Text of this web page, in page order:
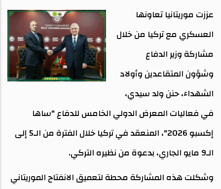
عززت موريتانيا تعاونها
العسكري مع تركيا من خلال
مشاركة وزير الدفاع
وشؤون المتقاعدين وأولاد
الشهداء، حنن ولد سيدي،
في فعاليات المعرض الدولي الخامس للدفاع "ساها
إكسبو 2026"، المنعقد في تركيا خلال الفترة من الـ5 إلى
الـ9 مايو الجاري، بدعوة من نظيره التركي.
وشكلت هذه المشاركة محطة لتعميق الانفتاح الموريتاني